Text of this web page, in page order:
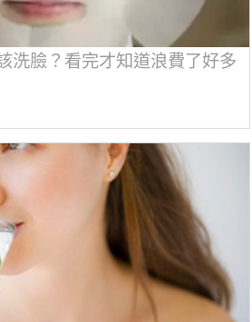
洗臉？看完才知道浪費了好多